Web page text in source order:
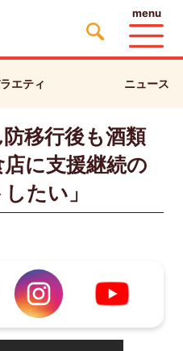
menu
エティ ニュース
移行後も酒類
に支援継続の
たい」